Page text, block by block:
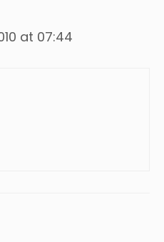
at 07:44